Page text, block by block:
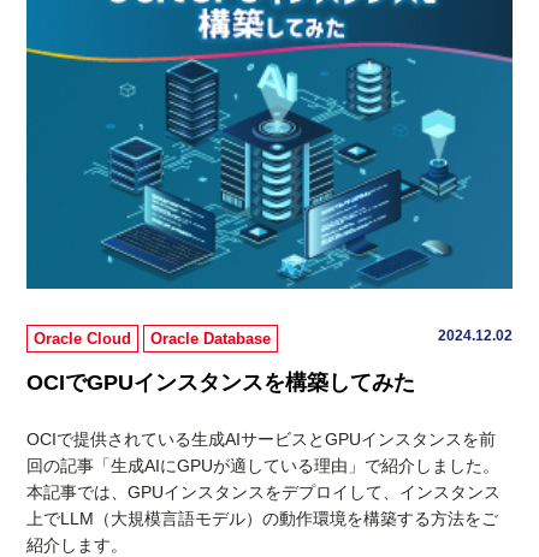
Oracle Cloud Oracle Database 2024.12.02
OCIでGPUインスタンスを構築してみた
OCIで提供されている生成AIサービスとGPUインスタンスを前
回の記事「生成AIにGPUが適している理由」で紹介しました。
本記事では、GPUインスタンスをデプロイして、インスタンス
上でLLM（大規模言語モデル）の動作環境を構築する方法をご
紹介します。